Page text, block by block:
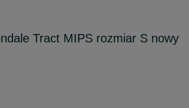
Tract MIPS rozmiar S nowy